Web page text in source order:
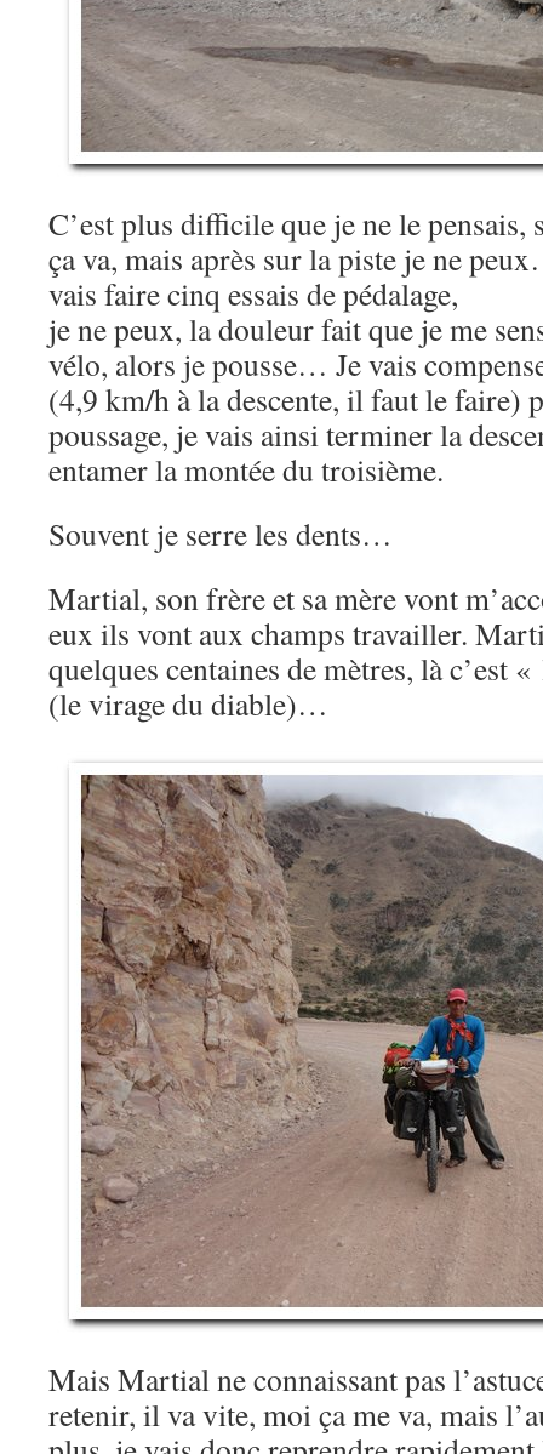
C’est plus difficile que je ne le
ça va, mais après sur la piste je ne
vais faire cinq essais de pédalage,
je ne peux, la douleur fait que je me
vélo, alors je pousse… Je vais
(4,9 km/h à la descente, il faut le faire)
poussage, je vais ainsi terminer la
entamer la montée du troisième.
Souvent je serre les dents…
Martial, son frère et sa mère vont
eux ils vont aux champs travailler.
quelques centaines de mètres, là c’est
(le virage du diable)…
Mais Martial ne connaissant pas
retenir, il va vite, moi ça me va, mais